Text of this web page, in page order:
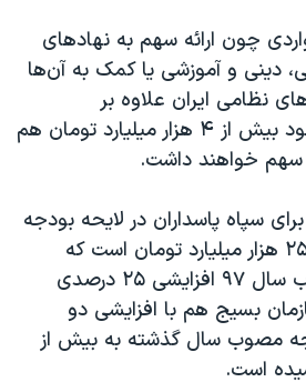
چون ارائه سهم به نهادهای
دینی و آموزشی یا کمک به آن‌ها
نظامی ایران علاوه بر
بودجه‌های مرتبط با خود بیش از ۴ هزار میلیارد تومان هم
خواهند داشت.
سپاه پاسداران در لایحه بودجه
برای سال ۹۸ بیش از ۲۵ هزار میلیارد تومان است که
نسبت به بودجه مصوب سال ۹۷ افزایشی ۲۵ درصدی
بسیج هم با افزایشی دو
مصوب سال گذشته به بیش از